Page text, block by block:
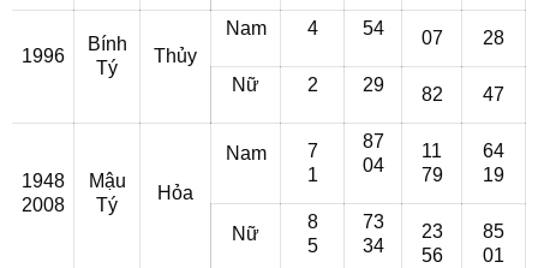
1996
Bính
Tý
Thủy
Nam 4 54 07 28
Nữ 2 29 82 47
1948
2008
Mậu
Tý
Hỏa
Nam
7
1
87
04
11
79
64
19
Nữ
8
5
73
34
23
56
85
01